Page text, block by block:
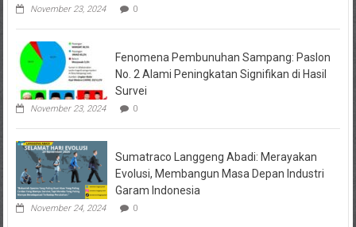
November 23, 2024 0
Fenomena Pembunuhan Sampang: Paslon
No. 2 Alami Peningkatan Signifikan di Hasil
Survei
November 23, 2024 0
Sumatraco Langgeng Abadi: Merayakan
Evolusi, Membangun Masa Depan Industri
Garam Indonesia
November 24, 2024 0